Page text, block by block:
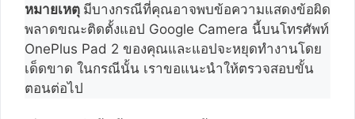
หมายเหตุ มีบางกรณีที่คุณอาจพบข้อความแสดงข้อผิด
พลาดขณะติดตั้งแอป Google Camera นี้บนโทรศัพท์
OnePlus Pad 2 ของคุณและแอปจะหยุดทำงานโดย
เด็ดขาด ในกรณีนั้น เราขอแนะนำให้ตรวจสอบขั้น
ตอนต่อไป